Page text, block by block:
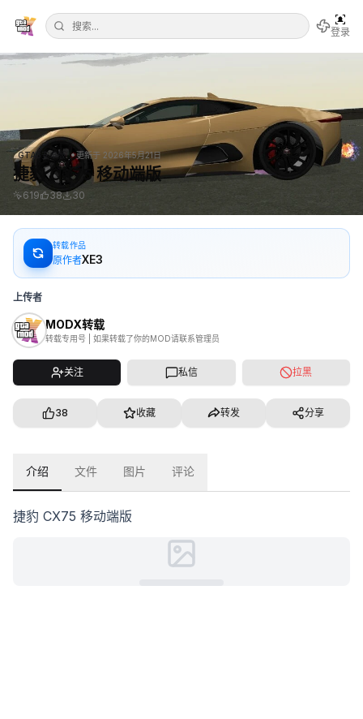
登录
GTA3安卓版 •更新于 2026年5月21日
捷豹 CX75 移动端版
619 38 30
转载作品
原作者XE3
上传者
MODX转载
转载专用号 | 如果转载了你的MOD请联系管理员
关注 私信 拉黑
38 收藏 转发 分享
介绍 文件 图片 评论
捷豹 CX75 移动端版